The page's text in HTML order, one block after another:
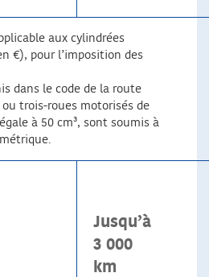
aux cylindrées
€), pour l’imposition des
dans le code de la route
trois-roues motorisés de
à 50 cm³, sont soumis à
Jusqu’à
3 000
km